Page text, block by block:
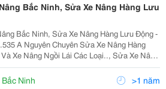
Bắc Ninh, Sửa Xe Nâng Hàng Lưu
Bắc Ninh, Sửa Xe Nâng Hàng Lưu Động -
Chuyên Sửa Xe Nâng Hàng
Nâng Ngồi Lái Các Loại.., Sửa Xe Nâng
Chuyên Dụng: Sửa Xe Nâng Kẹp, Xe
Nhật Sinko, Komatsu, Toyota, Nissan, Y
Bắc Ninh >1 năm